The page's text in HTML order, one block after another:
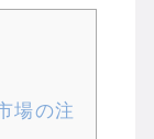
場の注